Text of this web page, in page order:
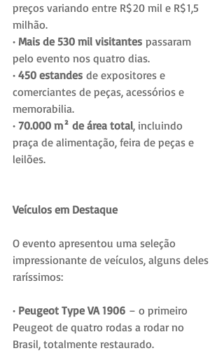
preços variando entre R$ 20 mil e R$ 1,5
milhão.
· Mais de 530 mil visitantes passaram
pelo evento nos quatro dias.
· 450 estandes de expositores e
comerciantes de peças, acessórios e
memorabilia.
· 70.000 m² de área total, incluindo
praça de alimentação, feira de peças e
leilões.
Veículos em Destaque
O evento apresentou uma seleção
impressionante de veículos, alguns deles
raríssimos:
· Peugeot Type VA 1906 – o primeiro
Peugeot de quatro rodas a rodar no
Brasil, totalmente restaurado.